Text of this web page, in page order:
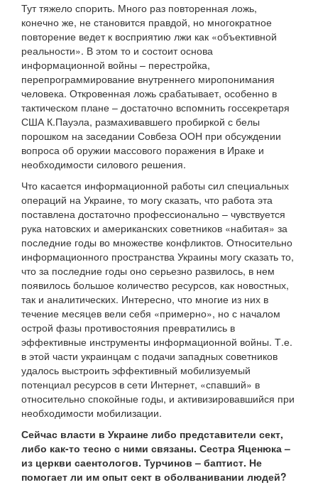
Тут тяжело спорить. Много раз повторенная ложь,
конечно же, не становится правдой, но многократное
повторение ведет к восприятию лжи как «объективной
реальности». В этом то и состоит основа
информационной войны – перестройка,
перепрограммирование внутреннего миропонимания
человека. Откровенная ложь срабатывает, особенно в
тактическом плане – достаточно вспомнить госсекретаря
США К.Пауэла, размахивавшего пробиркой с белы
порошком на заседании Совбеза ООН при обсуждении
вопроса об оружии массового поражения в Ираке и
необходимости силового решения.
Что касается информационной работы сил специальных
операций на Украине, то могу сказать, что работа эта
поставлена достаточно профессионально – чувствуется
рука натовских и американских советников «набитая» за
последние годы во множестве конфликтов. Относительно
информационного пространства Украины могу сказать то,
что за последние годы оно серьезно развилось, в нем
появилось большое количество ресурсов, как новостных,
так и аналитических. Интересно, что многие из них в
течение месяцев вели себя «примерно», но с началом
острой фазы противостояния превратились в
эффективные инструменты информационной войны. Т.е.
в этой части украинцам с подачи западных советников
удалось выстроить эффективный мобилизуемый
потенциал ресурсов в сети Интернет, «спавший» в
относительно спокойные годы, и активизировавшийся при
необходимости мобилизации.
Сейчас власти в Украине либо представители сект,
либо как-то тесно с ними связаны. Сестра Яценюка –
из церкви саентологов. Турчинов – баптист. Не
помогает ли им опыт сект в оболванивании людей?